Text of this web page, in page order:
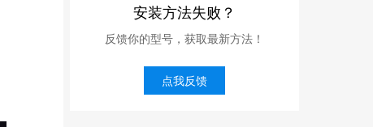
安装方法失败？
反馈你的型号，获取最新方法！
点我反馈